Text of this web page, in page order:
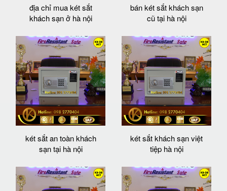
địa chỉ mua két sắt
khách sạn ở hà nội
bán két sắt khách sạn
cũ tại hà nội
két sắt an toàn khách
sạn tại hà nội
két sắt khách sạn việt
tiệp hà nội